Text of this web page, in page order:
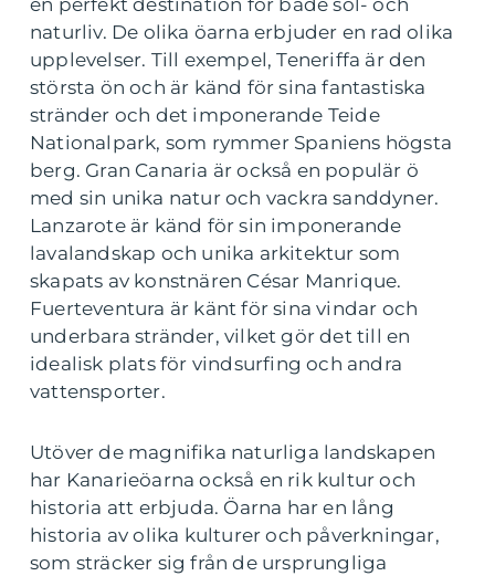
en perfekt destination för både sol- och
naturliv. De olika öarna erbjuder en rad olika
upplevelser. Till exempel, Teneriffa är den
största ön och är känd för sina fantastiska
stränder och det imponerande Teide
Nationalpark, som rymmer Spaniens högsta
berg. Gran Canaria är också en populär ö
med sin unika natur och vackra sanddyner.
Lanzarote är känd för sin imponerande
lavalandskap och unika arkitektur som
skapats av konstnären César Manrique.
Fuerteventura är känt för sina vindar och
underbara stränder, vilket gör det till en
idealisk plats för vindsurfing och andra
vattensporter.
Utöver de magnifika naturliga landskapen
har Kanarieöarna också en rik kultur och
historia att erbjuda. Öarna har en lång
historia av olika kulturer och påverkningar,
som sträcker sig från de ursprungliga